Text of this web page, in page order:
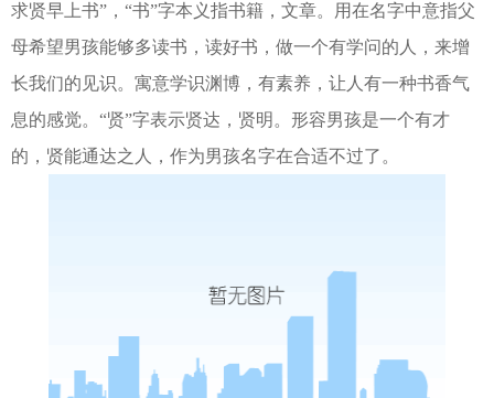
求贤早上书”，“书”字本义指书籍，文章。用在名字中意指父
母希望男孩能够多读书，读好书，做一个有学问的人，来增
长我们的见识。寓意学识渊博，有素养，让人有一种书香气
息的感觉。“贤”字表示贤达，贤明。形容男孩是一个有才
的，贤能通达之人，作为男孩名字在合适不过了。